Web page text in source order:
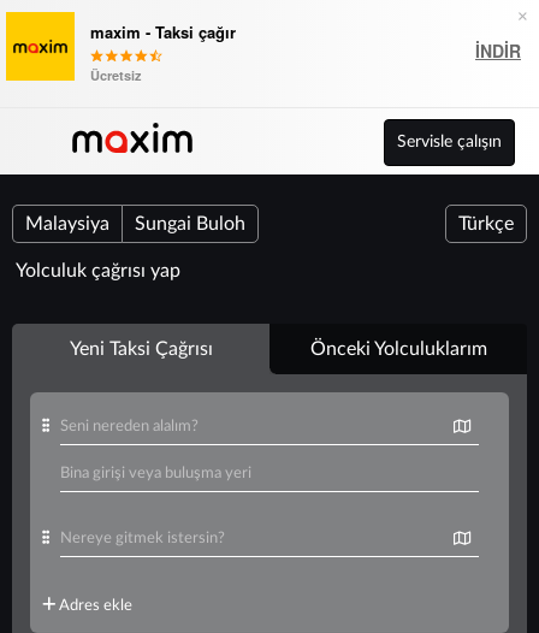
×
maxim - Taksi çağır
Ücretsiz
İNDIR
Servisle çalışın
Malaysiya Sungai Buloh Türkçe
Yolculuk çağrısı yap